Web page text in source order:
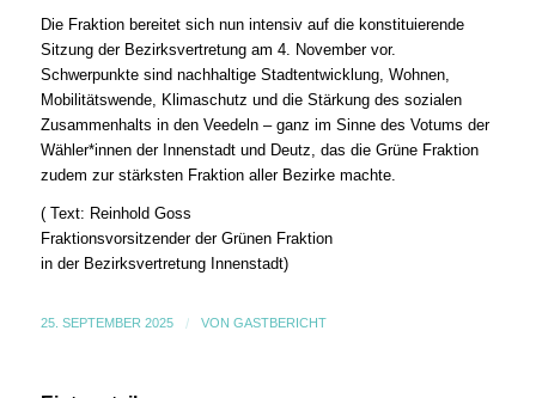
Die Fraktion bereitet sich nun intensiv auf die konstituierende
Sitzung der Bezirksvertretung am 4. November vor.
Schwerpunkte sind nachhaltige Stadtentwicklung, Wohnen,
Mobilitätswende, Klimaschutz und die Stärkung des sozialen
Zusammenhalts in den Veedeln – ganz im Sinne des Votums der
Wähler*innen der Innenstadt und Deutz, das die Grüne Fraktion
zudem zur stärksten Fraktion aller Bezirke machte.
( Text: Reinhold Goss
Fraktionsvorsitzender der Grünen Fraktion
in der Bezirksvertretung Innenstadt)
25. SEPTEMBER 2025 / VON GASTBERICHT